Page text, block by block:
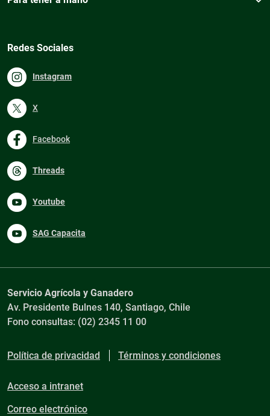
Redes Sociales
Instagram
X
Facebook
Threads
Youtube
SAG Capacita
Servicio Agrícola y Ganadero
Av. Presidente Bulnes 140, Santiago, Chile
Fono consultas: (02) 2345 11 00
Política de privacidad Términos y condiciones
Acceso a intranet
Correo electrónico